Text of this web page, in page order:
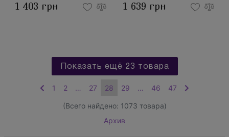
1 403 грн 1 639 грн
Показать ещё 23 товара
1 2 … 27 28 29 … 46 47
(Всего найдено: 1073 товара)
Архив